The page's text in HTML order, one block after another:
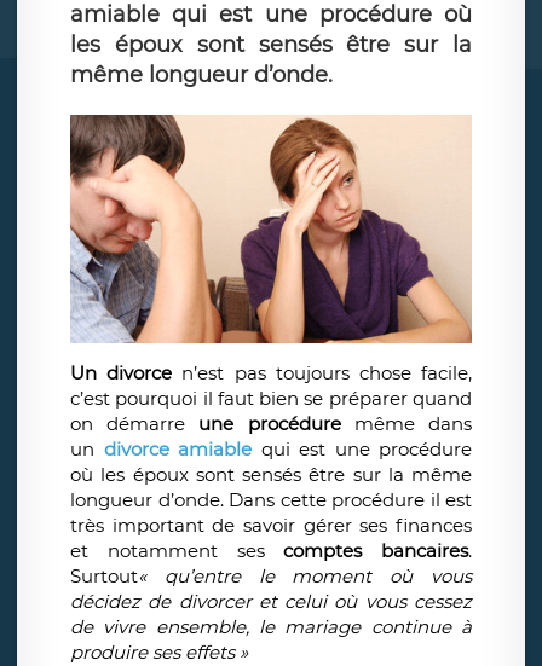
amiable qui est une procédure où
les époux sont sensés être sur la
même longueur d’onde.
Un divorce n’est pas toujours chose facile,
c’est pourquoi il faut bien se préparer quand
on démarre une procéduremême dans
un divorce amiable qui est une procédure
où les époux sont sensés être sur la même
longueur d’onde. Dans cette procédure il est
très important de savoir gérer ses finances
et notamment sescomptes bancaires.
Surtout« qu’entre le moment où vous
décidez de divorcer et celui où vous cessez
de vivre ensemble, le mariage continue à
produire ses effets »